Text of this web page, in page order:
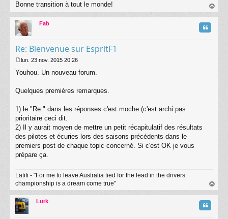
g
Bonne transition à tout le monde!
au
Fab
Re: Bienvenue sur EspritF1
Citation
e
s
e
lun. 23 nov. 2015 20:26
Youhou. Un nouveau forum.
Quelques premières remarques.
1) le "Re:" dans les réponses c'est moche (c'est archi pas
prioritaire ceci dit.
2) Il y aurait moyen de mettre un petit récapitulatif des résultats
des pilotes et écuries lors des saisons précédents dans le
premiers post de chaque topic concerné. Si c'est OK je vous
prépare ça.
Latifi - "For me to leave Australia tied for the lead in the drivers
championship is a dream come true"
au
Lurk Citation